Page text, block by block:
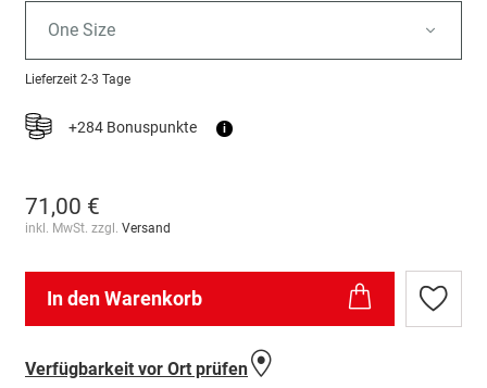
One Size
Lieferzeit 2-3 Tage
+284 Bonuspunkte i
71,00 €
inkl. MwSt. zzgl. Versand
In den Warenkorb
Zur
Verfügbarkeit vor Ort prüfen